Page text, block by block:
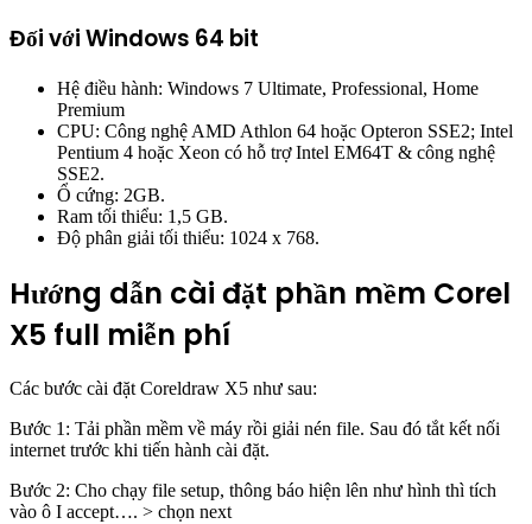
Đối với Windows 64 bit
Hệ điều hành: Windows 7 Ultimate, Professional, Home
Premium
CPU: Công nghệ AMD Athlon 64 hoặc Opteron SSE2; Intel
Pentium 4 hoặc Xeon có hỗ trợ Intel EM64T & công nghệ
SSE2.
Ổ cứng: 2GB.
Ram tối thiểu: 1,5 GB.
Độ phân giải tối thiểu: 1024 x 768.
Hướng dẫn cài đặt phần mềm Corel
X5 full miễn phí
Các bước cài đặt Coreldraw X5 như sau:
Bước 1: Tải phần mềm về máy rồi giải nén file. Sau đó tắt kết nối
internet trước khi tiến hành cài đặt.
Bước 2: Cho chạy file setup, thông báo hiện lên như hình thì tích
vào ô I accept…. > chọn next